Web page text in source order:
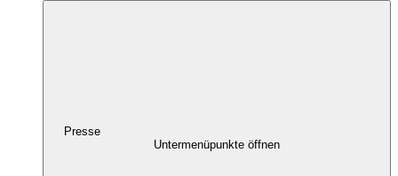
Presse
Untermenüpunkte öffnen